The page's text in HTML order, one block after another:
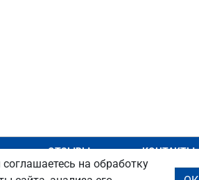
ОТЗЫВЫ КОНТАКТЫ
на обработку